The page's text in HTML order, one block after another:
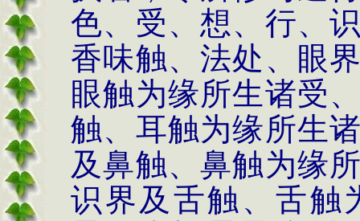
色、受、想、行、
香味触、法处、眼
眼触为缘所生诸受
触、耳触为缘所生
及鼻触、鼻触为缘
识界及舌触、舌触